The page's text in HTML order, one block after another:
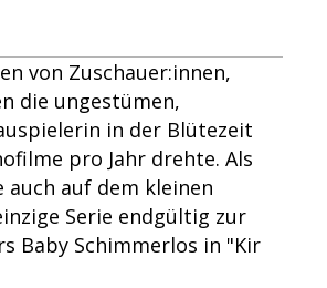
von Zuschauer:innen,
die ungestümen,
in der Blütezeit
pro Jahr drehte. Als
auch auf dem kleinen
Serie endgültig zur
Baby Schimmerlos in "Kir